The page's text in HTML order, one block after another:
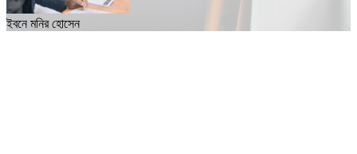
ইবনে মনির হোসেন